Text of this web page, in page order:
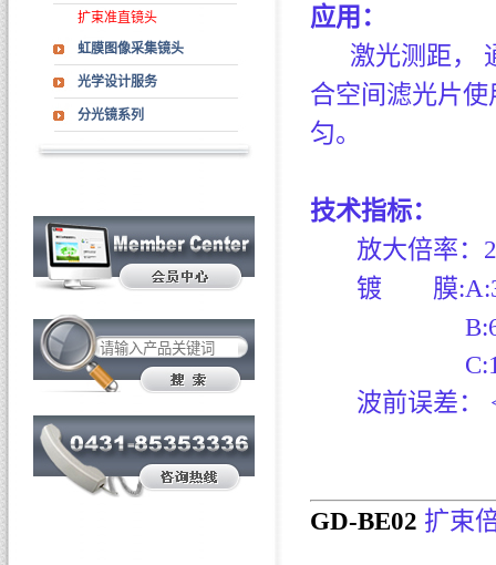
扩束准直镜头
虹膜图像采集镜头
光学设计服务
分光镜系列
应用：
激光测距，
合空间滤光片
匀。
技术指标：
放大倍率：
镀
膜:
波前误差：
GD-BE02 扩束